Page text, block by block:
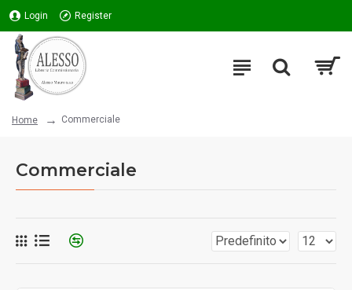
Login Register
Home Commerciale
Commerciale